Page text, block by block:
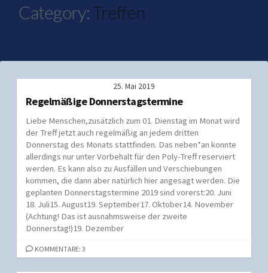
Category:Treffen
25. Mai 2019
Regelmäßige Donnerstagstermine
Liebe Menschen,zusätzlich zum 01. Dienstag im Monat wird
der Treff jetzt auch regelmäßig an jedem dritten
Donnerstag des Monats stattfinden. Das neben*an konnte
allerdings nur unter Vorbehalt für den Poly-Treff reserviert
werden. Es kann also zu Ausfällen und Verschiebungen
kommen, die dann aber natürlich hier angesagt werden. Die
geplanten Donnerstagstermine 2019 sind vorerst:20. Juni
18. Juli15. August19. September17. Oktober14. November
(Achtung! Das ist ausnahmsweise der zweite
Donnerstag!)19. Dezember
KOMMENTARE: 3